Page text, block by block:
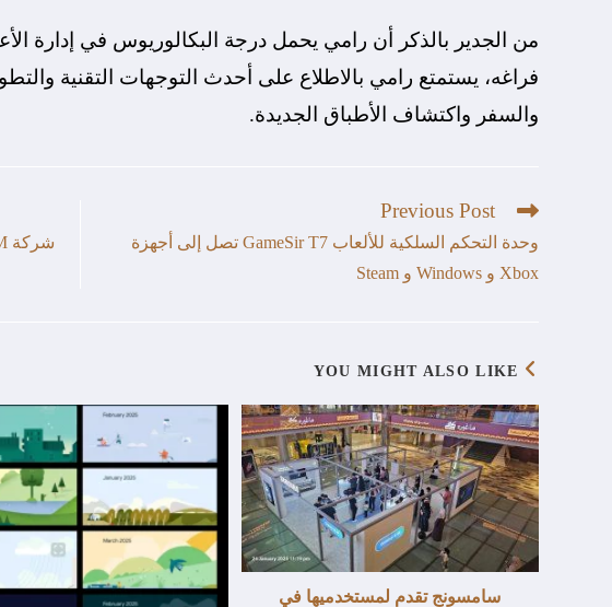
من الجدير بالذكر أن رامي يحمل درجة البكالوريوس في إدارة
فراغه، يستمتع رامي بالاطلاع على أحدث التوجهات التقنية
والسفر واكتشاف الأطباق الجديدة.
Previous Post
وحدة التحكم السلكية للألعاب GameSir T7 تصل إلى أجهزة
Xbox و Windows و Steam
YOU MIGHT ALSO LIKE
سامسونج تقدم لمستخدميها في